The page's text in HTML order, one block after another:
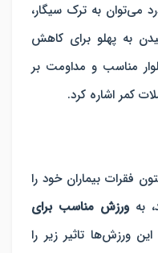
می‌توان به ترک سیگار،
به پهلو برای کاهش
مناسب و مداومت بر
کمر اشاره کرد.
فقرات بیماران خود را
به ورزش مناسب برای
ورزش‌ها تاثیر زیر را